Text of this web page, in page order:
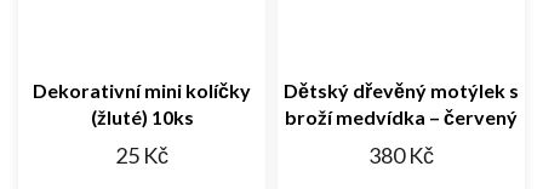
Dekorativní mini kolíčky
(žluté) 10ks
25 Kč
Dětský dřevěný motýlek s
broží medvídka – červený
🎀
380 Kč